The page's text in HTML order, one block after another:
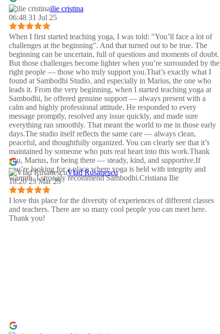
ilie cristina
06:48 31 Jul 25
When I first started teaching yoga, I was told: "You’ll face a lot of
challenges at the beginning". And that turned out to be true. The
beginning can be uncertain, full of questions and moments of doubt.
But those challenges become lighter when you’re surrounded by the
right people — those who truly support you.That’s exactly what I
found at Sambodhi Studio, and especially in Marius, the one who
leads it. From the very beginning, when I started teaching yoga at
Sambodhi, he offered genuine support — always present with a
calm and highly professional attitude. He responded to every
message promptly, resolved any issue quickly, and made sure
everything ran smoothly. That meant the world to me in those early
days.The studio itself reflects the same care — always clean,
peaceful, and thoughtfully organized. You can clearly see that it’s
maintained by someone who puts real heart into this work.Thank
you, Marius, for being there — steady, kind, and supportive.If
you’re looking for a place where yoga is held with integrity and
warmth, I strongly recommend Sambodhi.Cristiana Ilie
Vlad Rusanescu
18:20 23 Mar 25
I love this place for the diversity of experiences of different classes
and teachers. There are so many cool people you can meet here.
Thank you!